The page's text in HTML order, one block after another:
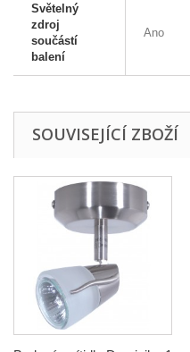
Světelný
zdroj
součástí
balení
Ano
SOUVISEJÍCÍ ZBOŽÍ